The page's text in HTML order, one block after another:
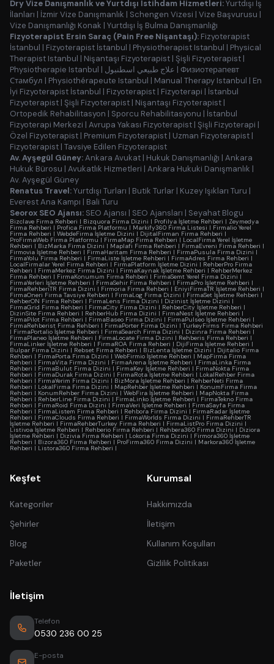
Dry Vize Danışmanlık ve Yurtdışı İstihdam Hizmetleri:Yurtdışı İş
İlanları | İzmir Vize Danışmanlık | Schengen Vizesi | Vize Başvurusu |
Vize Danışmanlığı Konak | Yurtdışı İş Bulma Danışmanlığı
Fizyoterapist Ersin Saraç (Pain Free Nişantaşı): Fizyoterapist
İstanbul | Fizyoterapist İstanbul | Physiotherapist Istanbul | Physical
Therapist Istanbul | Nişantaşı Fizyoterapist | Şişli Fizyoterapist |
Physiotherapie Istanbul | علاج طبيعي اسطنبول | Физиотерапевт
Стамбул | Physiothérapeute Istanbul | Manual Therapy Istanbul | En
İyi Fizyoterapist İstanbul | Fizyoterapist | Fizyoterapi | İstanbul
Fizyoterapist | Şişli Fizyoterapist | Nişantaşı Fizyoterapist |
Ortopedik Rehabilitasyon | Sporcu Rehabilitasyonu | İstanbul
Fizyoterapi Merkezi | Avrupa Yakası Fizyoterapist | Şişli Fizyoterapi |
Özel Fizyoterapist | Premium Fizyoterapist | Uzman Fizyoterapist |
Fizyoterapist | Tavsiye Edilen Fizyoterapist
Av. Ayşegül Güney:Ankara Avukat | Hukuk Danışmanlığı | Ankara
Hukuk Bürosu | Avukatlık Hizmetleri | Ankara Hukuki Danışmanlık |
Av. Ayşegül Güney
Renatus Travel:Yurtdışı Turları | Butik Turlar | Kuzey Işıkları Turu |
Everest Ana Kampı | Bali Turu
Seorox SEO Ajansı: SEO Ajansı | SEO Ajansları | Seyahat Blogu
Bizclave Firma Rehberi | Bizquora Firma Dizini | Profilya İşletme Rehberi | Zeymedya
Firma Rehberi | Profica Firma Platformu | Markify360 Firma Listesi | Firmalio Yerel
Firma Rehberi | WebdeFirma İşletme Dizini | DijitalFirman Firma Rehberi |
ProFirmaWeb Firma Platformu | FirmaMap Firma Rehberi | LocalFirma Yerel İşletme
Rehberi | BizMarka Firma Dizini | Maplafi Firma Rehberi | FirmaEvreni Firma Rehberi |
Firmovia İşletme Rehberi | FirmaHaritam Firma Rehberi | FirmaPusula Firma Dizini |
FirmaYolu Firma Rehberi | FirmaListe İşletme Rehberi | FirmaAdres Firma Rehberi |
LocalFirmalar Yerel Firma Rehberi | FirmaPlatform İşletme Dizini | RehberPro Firma
Rehberi | FirmaMerkez Firma Dizini | FirmaKaynak İşletme Rehberi | RehberMerkez
Firma Rehberi | FirmaKonumum Firma Rehberi | FirmaSemt Yerel Firma Dizini |
FirmaYerleri İşletme Rehberi | FirmaSehir Firma Rehberi | FirmaPro İşletme Rehberi |
FirmaRehberiTR Firma Dizini | Firmoria Firma Rehberi | EniyiFirmaTR İşletme Rehberi |
FirmaOneri Firma Tavsiye Rehberi | FirmaLog Firma Dizini |FirmaSet İşletme Rehberi |
RehberON Firma Rehberi | FirmaLens Firma Dizini | Dizinist İşletme Dizini |
FirmaGrid Firma Rehberi | FirmaCity Firma Dizini | RehberCity İşletme Rehberi |
DizinSite Firma Rehberi | RehberHub Firma Dizini | FirmaNest İşletme Rehberi |
FirmaPilot Firma Rehberi | FirmaBaseo Firma Dizini | FirmaPulseo İşletme Rehberi |
FirmaRehberist Firma Rehberi | FirmaPorter Firma Dizini | TurkeyFirms Firma Rehberi
| FirmaPortalio İşletme Rehberi | FirmaSearch Firma Dizini | Dizinra Firma Rehberi |
FirmaPlaneo İşletme Rehberi | FirmaLocate Firma Dizini | Rehberis Firma Rehberi |
FirmaLinker İşletme Rehberi | FirmaROA Firma Rehberi | DijiFirma İşletme Rehberi |
Bulpar Firma Dizini | Rebset Firma Rehberi | BizLenta İşletme Dizini | Dijitalio Firma
Rehberi | FirmaPorta Firma Dizini | WebFirmio İşletme Rehberi | MapFirma Firma
Rehberi | FirmaVita Firma Dizini | FirmaArena İşletme Rehberi | FirmaLinka Firma
Rehberi | FirmaBulut Firma Dizini | FirmaKey İşletme Rehberi | FirmaNokta Firma
Rehberi | FirmaDurak Firma Dizini | FirmaRota İşletme Rehberi | LokalRehber Firma
Rehberi | FirmaYerim Firma Dizini | BizMora İşletme Rehberi | RehberNeti Firma
Rehberi | LokalFirma Firma Dizini | MapRehber İşletme Rehberi | KonumFirma Firma
Rehberi | KonumRehber Firma Dizini | WebFira İşletme Rehberi | MapNokta Firma
Rehberi | RehberLine Firma Dizini | FirmaLinko İşletme Rehberi | FirmaTekno Firma
Rehberi | FirmaRoid Firma Dizini | FirmaVeri İşletme Rehberi | FirmaSayfa Firma
Rehberi | FirmaListem Firma Rehberi | Rehbora Firma Dizini | FirmaRadar İşletme
Rehberi | FirmaClouds Firma Rehberi | FirmaWorlds Firma Dizini | FirmaRehberTR
İşletme Rehberi | FirmaRehberTurkey Firma Rehberi | FirmaListPro Firma Dizini |
Listivoa İşletme Rehberi | Rehberio Firma Rehberi | Rehbera360 Firma Dizini | Diziora
İşletme Rehberi | Dizivia Firma Rehberi | Lokoria Firma Dizini | Firmora360 İşletme
Rehberi | Bizora360 Firma Rehberi | ProFirma360 Firma Dizini | Markora360 İşletme
Rehberi | Listora360 Firma Rehberi |
Keşfet
Kategoriler
Şehirler
Blog
Paketler
Kurumsal
Hakkımızda
İletişim
Kullanım Koşulları
Gizlilik Politikası
İletişim
Telefon
0530 236 00 25
E-posta